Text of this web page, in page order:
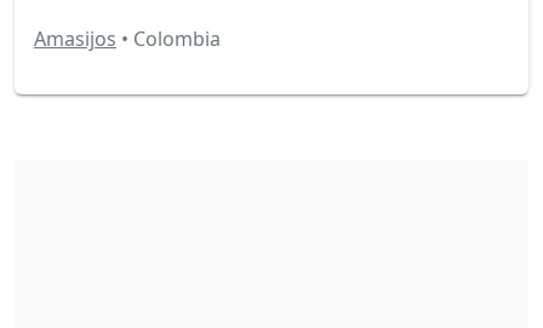
Amasijos • Colombia